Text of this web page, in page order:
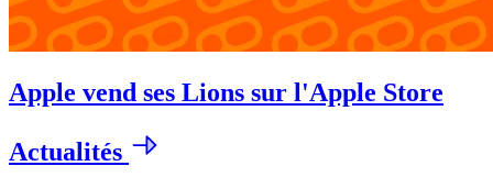
Apple vend ses Lions sur l'Apple Store
Actualités